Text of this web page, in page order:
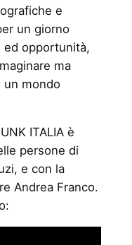
e
un giorno
ed opportunità,
ma
un mondo
ITALIA è
persone di
e con la
Andrea Franco.